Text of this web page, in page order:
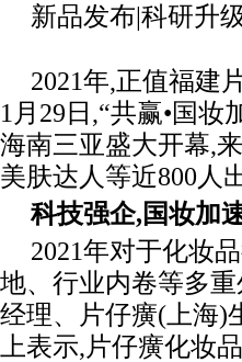
新品发布|科研升
2021年,正值福建
1月29日,“共赢•国
海南三亚盛大开幕,
美肤达人等近800人
科技强企,国妆加
2021年对于化妆
地、行业内卷等多
经理、片仔癀(上海)
上表示,片仔癀化妆